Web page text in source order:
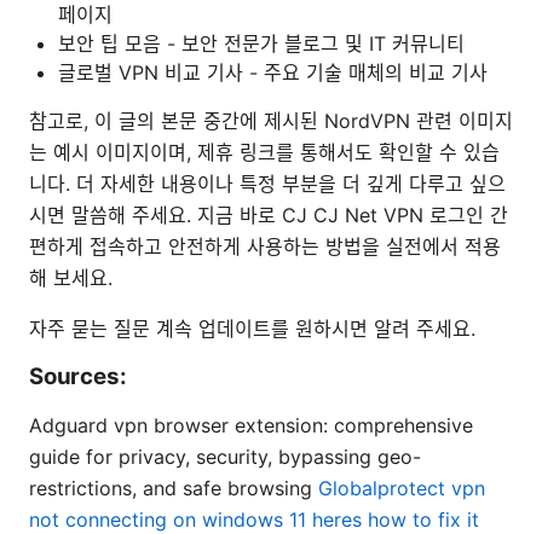
페이지
보안 팁 모음 - 보안 전문가 블로그 및 IT 커뮤니티
글로벌 VPN 비교 기사 - 주요 기술 매체의 비교 기사
참고로, 이 글의 본문 중간에 제시된 NordVPN 관련 이미지
는 예시 이미지이며, 제휴 링크를 통해서도 확인할 수 있습
니다. 더 자세한 내용이나 특정 부분을 더 깊게 다루고 싶으
시면 말씀해 주세요. 지금 바로 CJ CJ Net VPN 로그인 간
편하게 접속하고 안전하게 사용하는 방법을 실전에서 적용
해 보세요.
자주 묻는 질문 계속 업데이트를 원하시면 알려 주세요.
Sources:
Adguard vpn browser extension: comprehensive
guide for privacy, security, bypassing geo-
restrictions, and safe browsing Globalprotect vpn
not connecting on windows 11 heres how to fix it